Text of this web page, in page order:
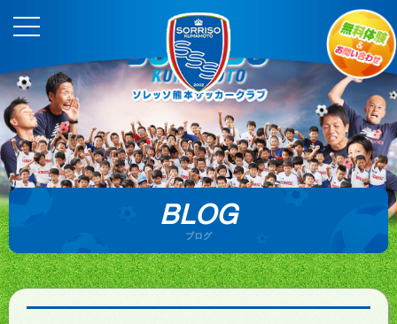
BLOG
ブログ